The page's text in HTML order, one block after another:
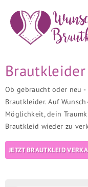
Ob gebraucht oder neu
Brautkleider. Auf
Möglichkeit, dein
Brautkleid wieder zu
JETZT BRAUTKLEID